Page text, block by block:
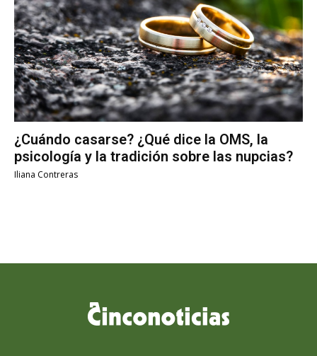
¿Cuándo casarse? ¿Qué dice la OMS, la
psicología y la tradición sobre las nupcias?
Iliana Contreras